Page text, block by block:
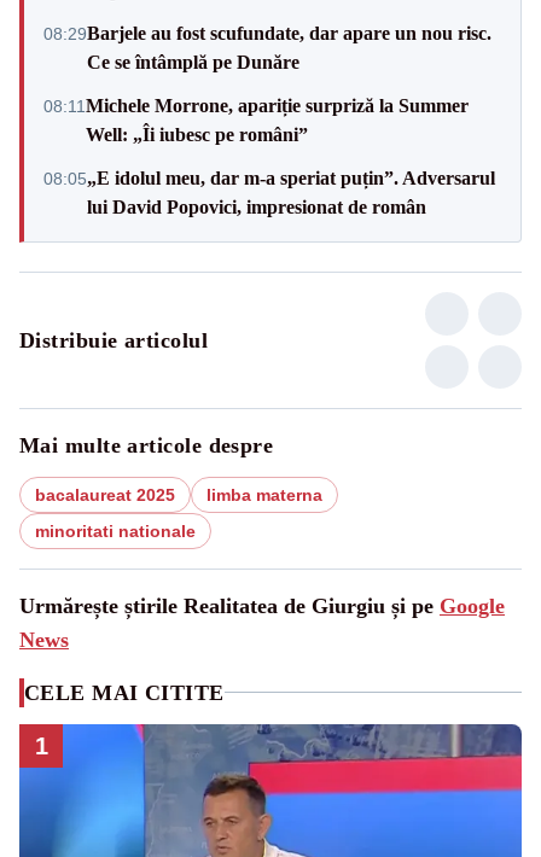
08:29Barjele au fost scufundate, dar apare un nou risc.
Ce se întâmplă pe Dunăre
08:11Michele Morrone, apariție surpriză la Summer
Well: „Îi iubesc pe români”
08:05„E idolul meu, dar m-a speriat puțin”. Adversarul
lui David Popovici, impresionat de român
Distribuie articolul
Mai multe articole despre
bacalaureat 2025
limba materna
minoritati nationale
Urmărește știrile Realitatea de Giurgiu și pe Google
News
CELE MAI CITITE
1